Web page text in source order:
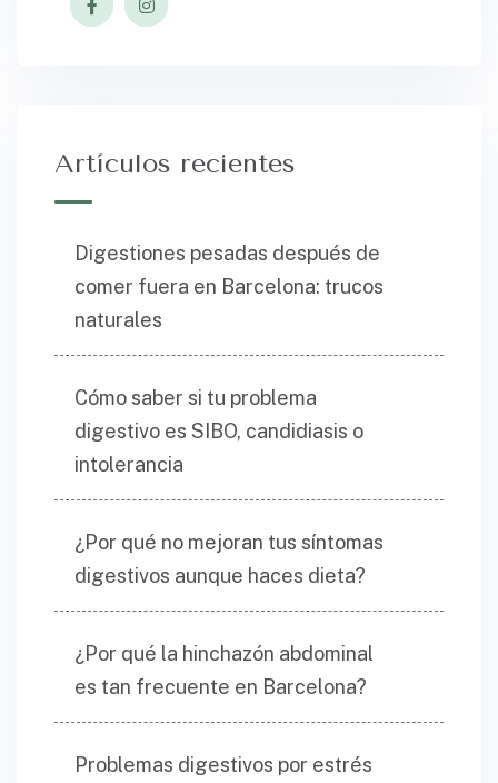
Artículos recientes
Digestiones pesadas después de
comer fuera en Barcelona: trucos
naturales
Cómo saber si tu problema
digestivo es SIBO, candidiasis o
intolerancia
¿Por qué no mejoran tus síntomas
digestivos aunque haces dieta?
¿Por qué la hinchazón abdominal
es tan frecuente en Barcelona?
Problemas digestivos por estrés